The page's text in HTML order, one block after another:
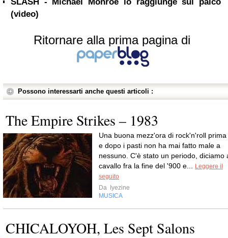
(video)
Ritornare alla prima pagina di
Possono interessarti anche questi articoli :
The Empire Strikes – 1983
Una buona mezz'ora di rock'n'roll prima
e dopo i pasti non ha mai fatto male a
nessuno. C'è stato un periodo, diciamo
cavallo fra la fine del '900 e...
Leggere il
seguito
Da Iyezine
MUSICA
CHICALOYOH, Les Sept Salons